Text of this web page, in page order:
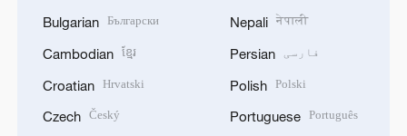
Bulgarian Български
Cambodian ខ្មែរ
Croatian Hrvatski
Czech Český
Nepali नेपाली
Persian فارسی
Polish Polski
Portuguese Português